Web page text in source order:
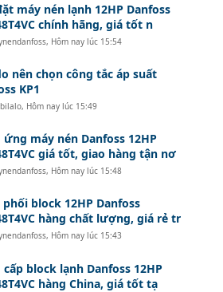
máy nén lạnh 12HP Danfoss
chính hãng, giá tốt n
, Hôm nay lúc 15:54
nên chọn công tắc áp suất
KP1
, Hôm nay lúc 15:49
ứng máy nén Danfoss 12HP
giá tốt, giao hàng tận nơ
, Hôm nay lúc 15:48
phối block 12HP Danfoss
hàng chất lượng, giá rẻ tr
, Hôm nay lúc 15:43
cấp block lạnh Danfoss 12HP
hàng China, giá tốt tạ